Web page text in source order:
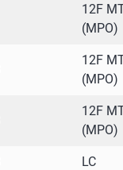
12F
(MPO)
12F
(MPO)
12F
(MPO)
LC